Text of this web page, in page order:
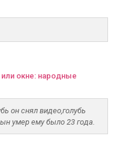
или окне: народные
он снял видео,голубь
умер ему было 23 года.